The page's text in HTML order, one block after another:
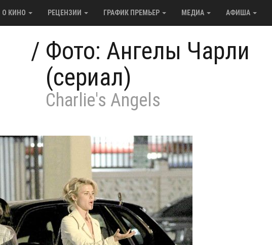
О КИНО РЕЦЕНЗИИ ГРАФИК ПРЕМЬЕР МЕДИА АФИША
/ Фото: Ангелы Чарли
(сериал)
Charlie's Angels